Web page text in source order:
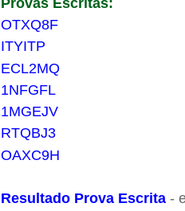
OTXQ8F
ITYITP
ECL2MQ
1NFGFL
1MGEJV
RTQBJ3
OAXC9H
Resultado Prova Escrita -